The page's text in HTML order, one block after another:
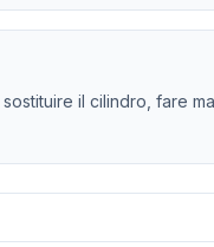
il cilindro, fare